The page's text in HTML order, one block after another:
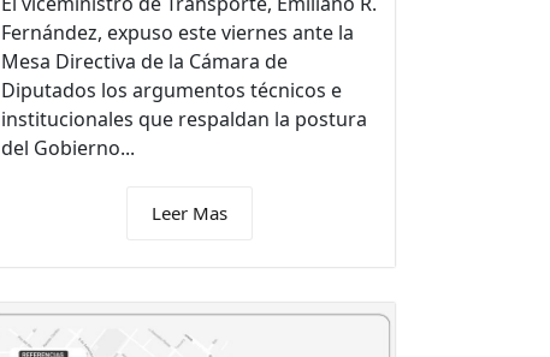
Fernández, expuso este viernes ante la
Mesa Directiva de la Cámara de
Diputados los argumentos técnicos e
institucionales que respaldan la postura
del Gobierno...
Leer Mas